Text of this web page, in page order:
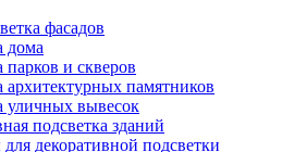
фасадов
дома
парков и скверов
архитектурных памятников
уличных вывесок
подсветка зданий
декоративной подсветки